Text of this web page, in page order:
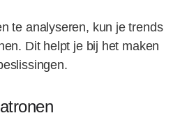
te analyseren, kun je trends
Dit helpt je bij het maken